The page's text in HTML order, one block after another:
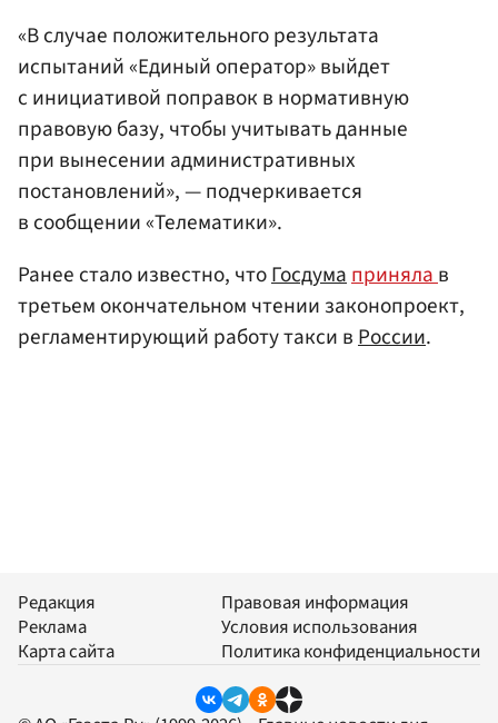
«В случае положительного результата
испытаний «Единый оператор» выйдет
с инициативой поправок в нормативную
правовую базу, чтобы учитывать данные
при вынесении административных
постановлений», — подчеркивается
в сообщении «Телематики».
Ранее стало известно, чтоГосдумапринялав
третьем окончательном чтении законопроект,
регламентирующий работу такси вРоссии.
Редакция
Реклама
Карта сайта
Правовая информация
Условия использования
Политика конфиденциальности